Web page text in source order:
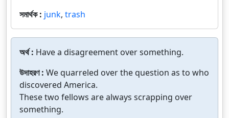
সমার্থক : junk, trash
অর্থ : Have a disagreement over something.
উদাহরণ : We quarreled over the question as to who
discovered America.
These two fellows are always scrapping over
something.